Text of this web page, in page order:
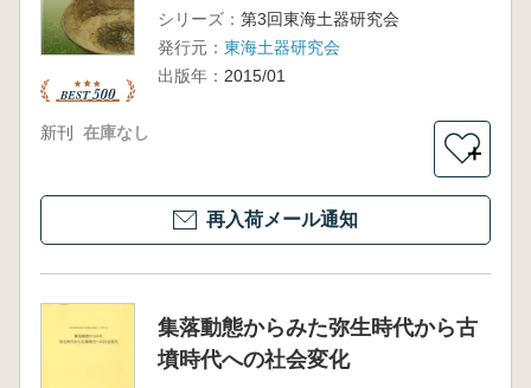
シリーズ： 第3回東海土器研究会
発行元： 東海土器研究会
出版年： 2015/01
新刊 在庫なし
＋
再入荷メール通知
集落動態からみた弥生時代から古
墳時代への社会変化